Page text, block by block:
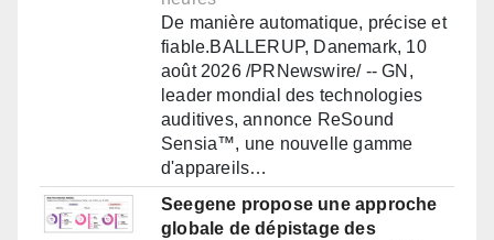
De manière automatique, précise et
fiable.BALLERUP, Danemark, 10
août 2026 /PRNewswire/ -- GN,
leader mondial des technologies
auditives, annonce ReSound
Sensia™, une nouvelle gamme
d'appareils…
Seegene propose une approche
globale de dépistage des